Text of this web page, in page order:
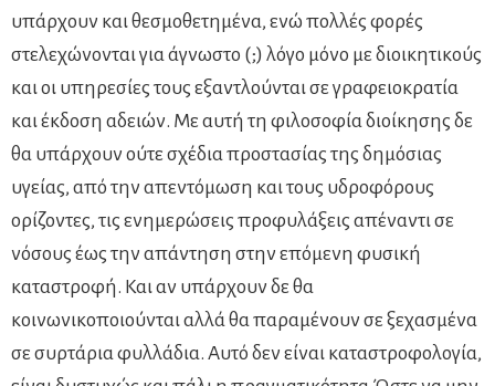
υπάρχουν και θεσμοθετημένα, ενώ πολλές φορές
στελεχώνονται για άγνωστο (;) λόγο μόνο με διοικητικούς
και οι υπηρεσίες τους εξαντλούνται σε γραφειοκρατία
και έκδοση αδειών. Με αυτή τη φιλοσοφία διοίκησης δε
θα υπάρχουν ούτε σχέδια προστασίας της δημόσιας
υγείας, από την απεντόμωση και τους υδροφόρους
ορίζοντες, τις ενημερώσεις προφυλάξεις απέναντι σε
νόσους έως την απάντηση στην επόμενη φυσική
καταστροφή. Και αν υπάρχουν δε θα
κοινωνικοποιούνται αλλά θα παραμένουν σε ξεχασμένα
σε συρτάρια φυλλάδια. Αυτό δεν είναι καταστροφολογία,